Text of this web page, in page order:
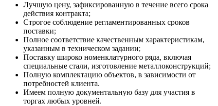
Лучшую цену, зафиксированную в течение всего срока
действия контракта;
Строгое соблюдение регламентированных сроков
поставки;
Полное соответствие качественным характеристикам,
указанным в техническом задании;
Поставку широко номенклатурного ряда, включая
специальные стали, изготовление металлоконструкций;
Полную комплектацию объектов, в зависимости от
потребностей клиента.
Имеем полную документальную базу для участия в
торгах любых уровней.